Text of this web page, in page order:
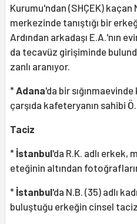
Kurumu'ndan (SHÇEK) kaçan
merkezinde tanıştığı bir
Ardından arkadaşı E.A.'nın
da tecavüz girişiminde
zanlı aranıyor.
*Adana'da bir sığınmaevinde
çarşıda kafeteryanın sahibi
Taciz
* İstanbul'da R.K. adlı erkek,
eteğinin altından
* İstanbul'da N.B. (35) adlı
buluştuğu erkeğin cinsel